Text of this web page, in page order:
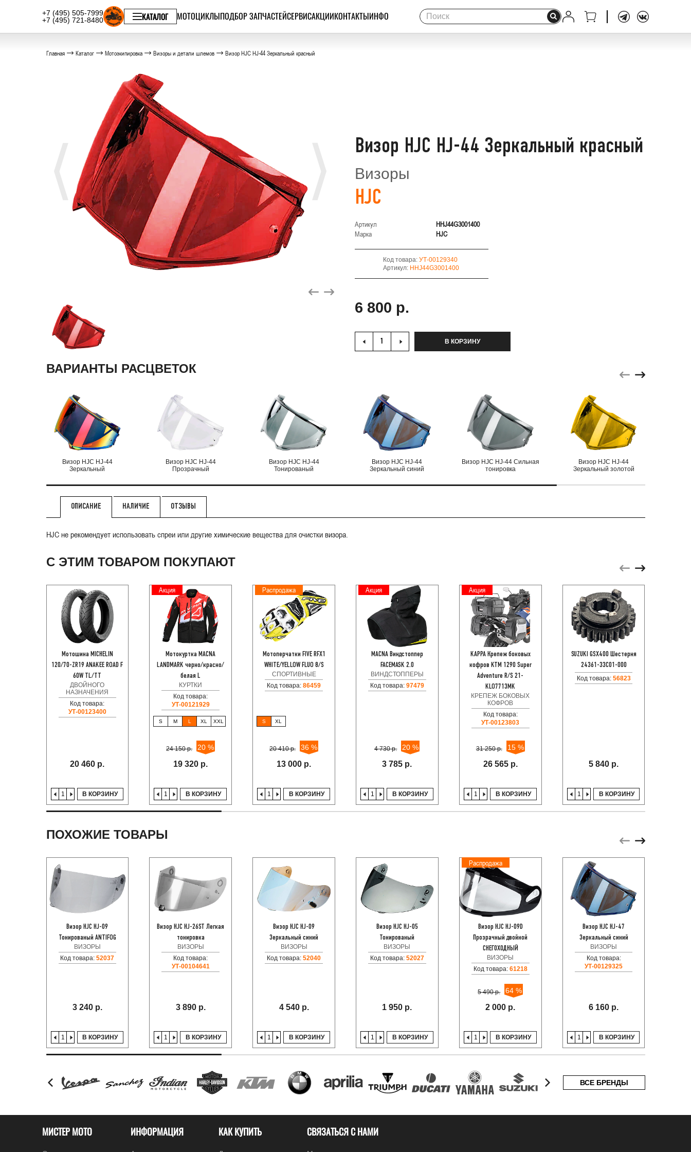
+7 (495) 505-7999
+7 (495) 721-8480
КАТАЛОГ МОТОЦИКЛЫПОДБОР ЗАПЧАСТЕЙСЕРВИСАКЦИИКОНТАКТЫИНФО
Главная Каталог Мотоэкипировка Визоры и детали шлемов Визор HJC HJ-44 Зеркальный красный
Визор HJC HJ-44 Зеркальный красный
Визоры
HJC
Артикул
HHJ44G3001400
Марка
HJC
Код товара: УТ-00129340
Артикул: HHJ44G3001400
6 800 р.
В КОРЗИНУ
ВАРИАНТЫ РАСЦВЕТОК
Визор HJC HJ-44
Зеркальный
Визор HJC HJ-44
Прозрачный
Визор HJC HJ-44
Тонированый
Визор HJC HJ-44
Зеркальный синий
Визор HJC HJ-44 Сильная
тонировка
Визор HJC HJ-44
Зеркальный золотой
ОПИСАНИЕ НАЛИЧИЕ ОТЗЫВЫ
HJC не рекомендует использовать спреи или другие химические вещества для очистки визора.
С ЭТИМ ТОВАРОМ ПОКУПАЮТ
Мотошина MICHELIN
120/70-ZR19 ANAKEE ROAD F
60W TL/TT
ДВОЙНОГО
НАЗНАЧЕНИЯ
Код товара:
УТ-00123400
20 460 р.
В КОРЗИНУ
Акция
Мотокуртка MACNA
LANDMARK черно/красно/
белая L
КУРТКИ
Код товара:
УТ-00121929
S M L XL XXL
24 150 р. 20 %
19 320 р.
В КОРЗИНУ
Распродажа
Мотоперчатки FIVE RFX1
WHITE/YELLOW FLUO 8/S
СПОРТИВНЫЕ
Код товара:86459
S XL
20 410 р. 36 %
13 000 р.
В КОРЗИНУ
Акция
MACNA Виндстоппер
FACEMASK 2.0
ВИНДСТОППЕРЫ
Код товара: 97479
4 730 р. 20 %
3 785 р.
В КОРЗИНУ
Акция
KAPPA Крепеж боковых
кофров KTM 1290 Super
Adventure R/S 21-
KLO7713MK
КРЕПЕЖ БОКОВЫХ
КОФРОВ
Код товара:
УТ-00123803
31 250 р. 15 %
26 565 р.
В КОРЗИНУ
SUZUKI GSX400 Шестерня
24361-33С01-000
Код товара: 56823
5 840 р.
В КОРЗИНУ
ПОХОЖИЕ ТОВАРЫ
Визор HJC HJ-09
Тонированый ANTIFOG
ВИЗОРЫ
Код товара:52037
3 240 р.
В КОРЗИНУ
Визор HJC HJ-26ST Легкая
тонировка
ВИЗОРЫ
Код товара:
УТ-00104641
3 890 р.
В КОРЗИНУ
Визор HJC HJ-09
Зеркальный синий
ВИЗОРЫ
Код товара:52040
4 540 р.
В КОРЗИНУ
Визор HJC HJ-05
Тонированый
ВИЗОРЫ
Код товара: 52027
1 950 р.
В КОРЗИНУ
Распродажа
Визор HJC HJ-09D
Прозрачный двойной
СНЕГОХОДНЫЙ
ВИЗОРЫ
Код товара: 61218
5 490 р. 64 %
2 000 р.
В КОРЗИНУ
Визор HJC HJ-47
Зеркальный синий
ВИЗОРЫ
Код товара:
УТ-00129325
6 160 р.
В КОРЗИНУ
ВСЕ БРЕНДЫ
МИСТЕР МОТО ИНФОРМАЦИЯ КАК КУПИТЬ СВЯЗАТЬСЯ С НАМИ